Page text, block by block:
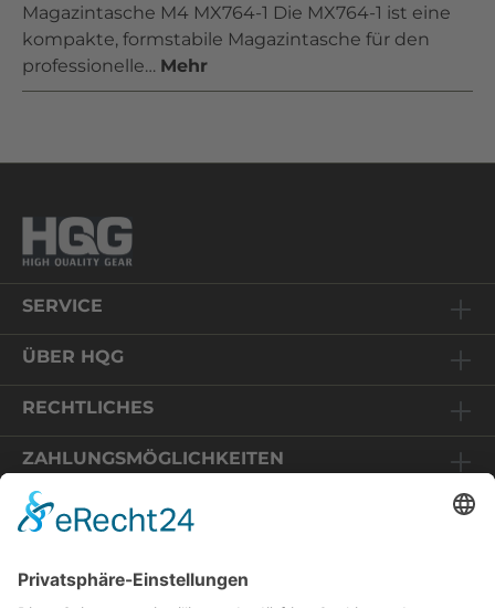
Relaunch HQG-Shop
Magazintasche M4 MX764-1 Die MX764-1 ist eine
kompakte, formstabile Magazintasche für den
professionelle… Mehr
SERVICE
ÜBER HQG
RECHTLICHES
ZAHLUNGSMÖGLICHKEITEN
Sie befinden sich auf einem Online-Shop in Deutschland.